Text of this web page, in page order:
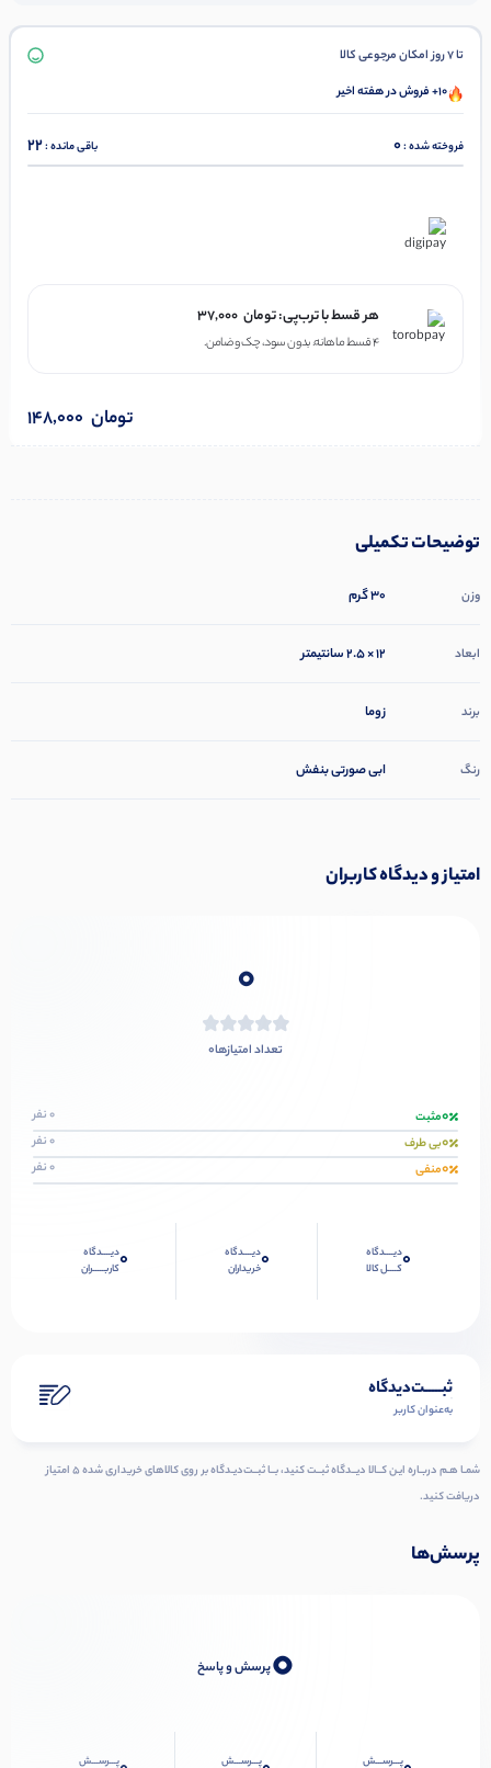
تا 7 روز امکان مرجوعی کالا
10+ فروش در هفته اخیر
فروخته شده :0 باقی مانده :22
هر قسط با ترب‌پی: 37,000 تومان
۴ قسط ماهانه. بدون سود، چک و ضامن.
148,000 تومان
توضیحات تکمیلی
وزن 30 گرم
ابعاد 12 × 2.5 سانتیمتر
برند زوما
رنگ ابی صورتی بنفش
امتیاز و دیدگاه کاربران
0
تعداد امتیازها0
0مثبت 0 نفر
0بی طرف 0 نفر
0منفی 0 نفر
0دیــــدگاه
کــــل کالا
0دیــــدگاه
خریداران
0دیــــدگاه
کاربـــــران
ثبـــــت‌دیدگاه
به‌عنوان کاربر
شمـا هـم دربـاره ایـن کــالا دیــدگاه ثبــت کنید، بــا ثبــت‌دیـدگاه بر روی کالاهای خریداری شده ۵ امتیاز
دریافت کنید.
پرسش‌ها
0پرسش و پاسخ
پـــرســـش پـــرســـش پـــرســـش